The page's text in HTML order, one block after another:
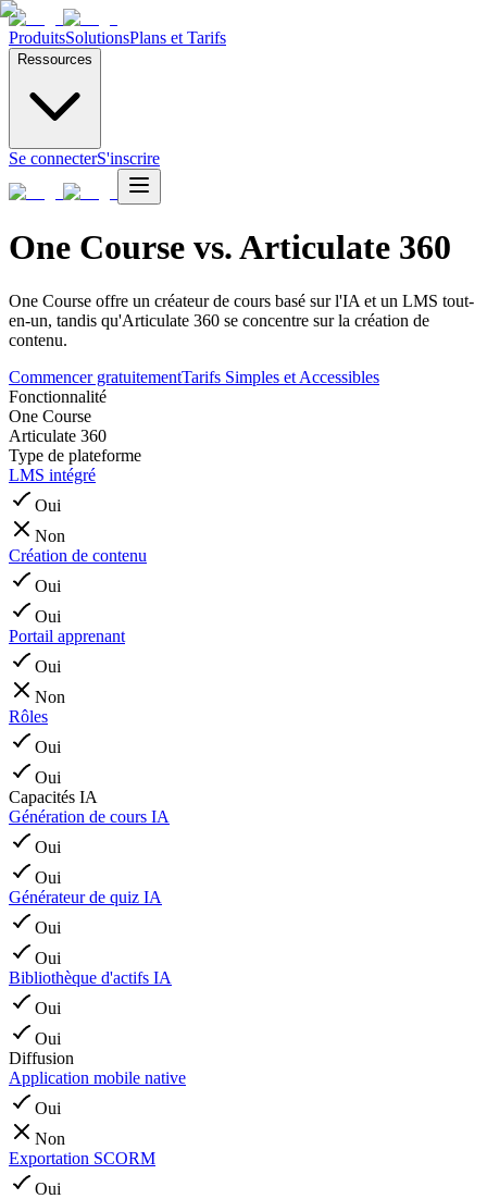
ProduitsSolutionsPlans et Tarifs
Ressources
Se connecterS'inscrire
One Course vs. Articulate 360
One Course offre un créateur de cours basé sur l'IA et un LMS tout-
en-un, tandis qu'Articulate 360 se concentre sur la création de
contenu.
Commencer gratuitementTarifs Simples et Accessibles
Fonctionnalité
One Course
Articulate 360
Type de plateforme
LMS intégré
Oui
Non
Création de contenu
Oui
Oui
Portail apprenant
Oui
Non
Rôles
Oui
Oui
Capacités IA
Génération de cours IA
Oui
Oui
Générateur de quiz IA
Oui
Oui
Bibliothèque d'actifs IA
Oui
Oui
Diffusion
Application mobile native
Oui
Non
Exportation SCORM
Oui